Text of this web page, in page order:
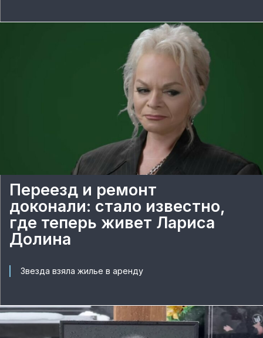
Переезд и ремонт
доконали: стало известно,
где теперь живет Лариса
Долина
Звезда взяла жилье в аренду